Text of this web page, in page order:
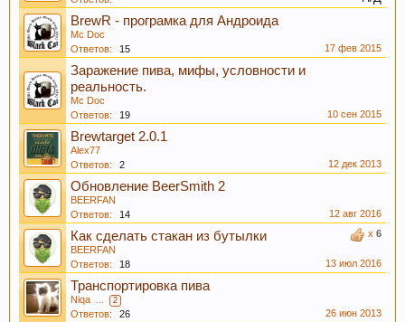
Пиво может оказать положительное действие
при сердечно-сосудистых заболеваниях и
служить средством их профилактики
В случае, если Вы не знаете в какую тему
форума обратится с конкретным вопросом -
просьба уточнить в чате этот момент, Вам
BrewR - програмка для Андроида
Mc Doc
Ответов:
15 17 фев 2015
Заражение пива, мифы, условности и
реальность.
Mc Doc
Ответов:
19 10 сен 2015
Brewtarget 2.0.1
Alex77
Ответов:
2 12 дек 2013
Обновление BeerSmith 2
BEERFAN
Ответов:
14
12 авг 2016
x 6
Как сделать стакан из бутылки
BEERFAN
Ответов:
18 13 июл 2016
Транспортировка пива
Niqa ... 2
Ответов: 26 26 июн 2013